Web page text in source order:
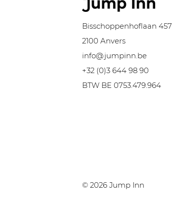
l'autorisation d'agrandir
272 hectares.
Bisschoppenhoflaan 457
2100 Anvers
info@jumpinn.be
+32 (0)3 644 98 90
BTW BE 0753.479.964
© 2026 Jump Inn